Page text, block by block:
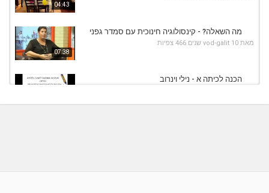
04:43
07:38
מה השאלה? - קינסולוגיה חינוכית עם סמדר גפני
מאת vod-galit 10 שנים 466 צפיות
הכנה לכיתה א - נילי וינרוב